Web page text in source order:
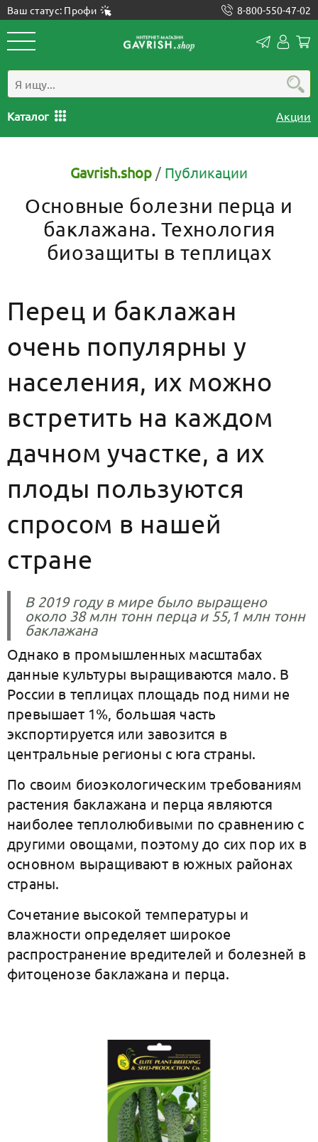
Ваш статус: Профи 8-800-550-47-02
Каталог Акции
Gavrish.shop / Публикации
Основные болезни перца и
баклажана. Технология
биозащиты в теплицах
Перец и баклажан
очень популярны у
населения, их можно
встретить на каждом
дачном участке, а их
плоды пользуются
спросом в нашей
стране
В 2019 году в мире было выращено
около 38 млн тонн перца и 55,1 млн тонн
баклажана
Однако в промышленных масштабах
данные культуры выращиваются мало. В
России в теплицах площадь под ними не
превышает 1%, большая часть
экспортируется или завозится в
центральные регионы с юга страны.
По своим биоэкологическим требованиям
растения баклажана и перца являются
наиболее теплолюбивыми по сравнению с
другими овощами, поэтому до сих пор их в
основном выращивают в южных районах
страны.
Сочетание высокой температуры и
влажности определяет широкое
распространение вредителей и болезней в
фитоценозе баклажана и перца.